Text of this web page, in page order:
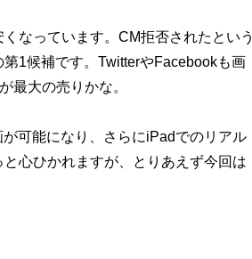
なっています。CM拒否されたという
1候補です。TwitterやFacebookも画
最大の売りかな。
可能になり、さらにiPadでのリアル
心ひかれますが、とりあえず今回は